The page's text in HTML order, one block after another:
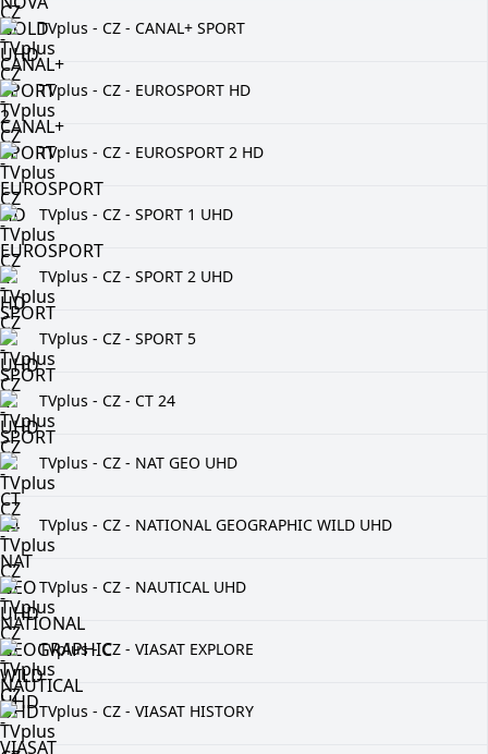
TVplus - CZ - CANAL+ SPORT
TVplus - CZ - EUROSPORT HD
TVplus - CZ - EUROSPORT 2 HD
TVplus - CZ - SPORT 1 UHD
TVplus - CZ - SPORT 2 UHD
TVplus - CZ - SPORT 5
TVplus - CZ - CT 24
TVplus - CZ - NAT GEO UHD
TVplus - CZ - NATIONAL GEOGRAPHIC WILD UHD
TVplus - CZ - NAUTICAL UHD
TVplus - CZ - VIASAT EXPLORE
TVplus - CZ - VIASAT HISTORY